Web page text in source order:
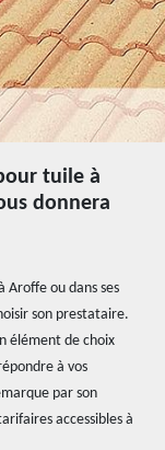
tuile à
donnera
Aroffe ou dans ses
son prestataire.
élément de choix
à vos
par son
accessibles à